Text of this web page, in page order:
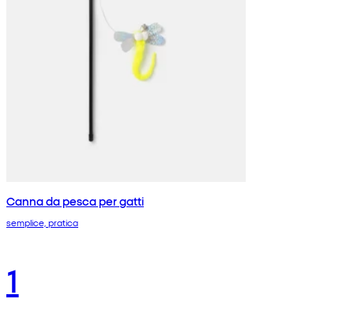
Canna da pesca per gatti
semplice, pratica
1